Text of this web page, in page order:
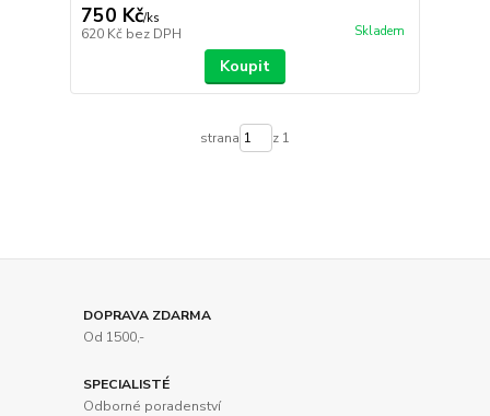
750 Kč/ks
620 Kč bez DPH Skladem
Koupit
strana z 1
DOPRAVA ZDARMA
Od 1500,-
SPECIALISTÉ
Odborné poradenství